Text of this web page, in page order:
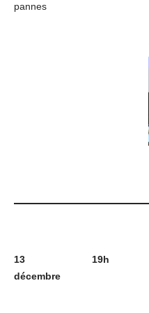
pannes
13
décembre
19h